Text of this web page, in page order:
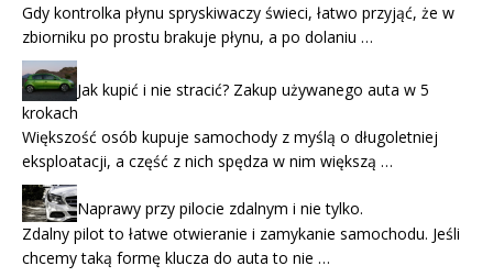
Gdy kontrolka płynu spryskiwaczy świeci, łatwo przyjąć, że w
zbiorniku po prostu brakuje płynu, a po dolaniu …
Jak kupić i nie stracić? Zakup używanego auta w 5
krokach
Większość osób kupuje samochody z myślą o długoletniej
eksploatacji, a część z nich spędza w nim większą …
Naprawy przy pilocie zdalnym i nie tylko.
Zdalny pilot to łatwe otwieranie i zamykanie samochodu. Jeśli
chcemy taką formę klucza do auta to nie …